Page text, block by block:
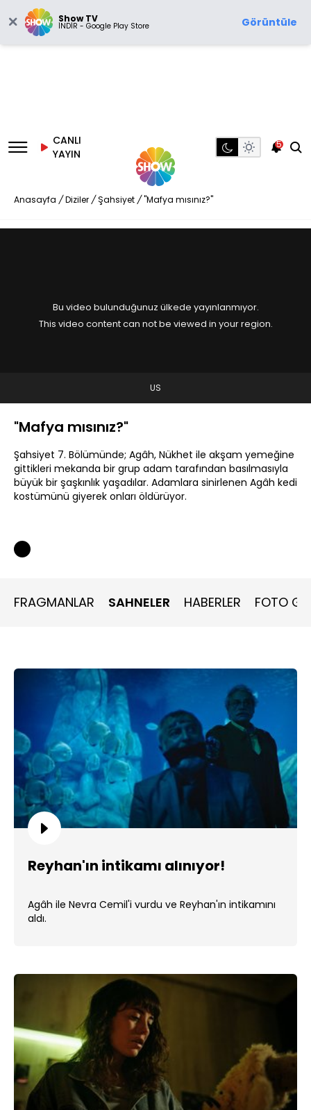
Show TV
İNDİR - Google Play Store Görüntüle
CANLI
YAYIN
5
Anasayfa / Diziler / Şahsiyet / "Mafya mısınız?"
Bu video bulunduğunuz ülkede yayınlanmıyor.
This video content can not be viewed in your region.
US
"Mafya mısınız?"
Şahsiyet 7. Bölümünde; Agâh, Nükhet ile akşam yemeğine
gittikleri mekanda bir grup adam tarafından basılmasıyla
büyük bir şaşkınlık yaşadılar. Adamlara sinirlenen Agâh kedi
kostümünü giyerek onları öldürüyor.
FRAGMANLAR SAHNELER HABERLER FOTO
Reyhan'ın intikamı alınıyor!
Agâh ile Nevra Cemil'i vurdu ve Reyhan'ın intikamını
aldı.